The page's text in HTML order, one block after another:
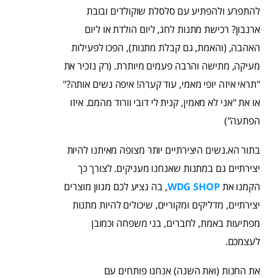
להתפרע ולהפתיע עם סלסלת שוקולדים ובובת
ארנבון? רכישת מתנות לחג, ליום הולדת או ליום
האהבה, (והאמת, גם קבלת מתנות), הפכו לפעילות
מעיקה, מתישה והרבה פעמים מיותרת. (רק נזכיר את
"תראי איזה יופי מאמי, עוד קערה! איפה נשים אותה?"
או את "אני לא מאמין, קנית לי דובי וורוד מהמם. איזו
הפתעה")
בתור הא.נשים היצירתיים יותר מצופה מאיתנו להיות
יצירתיים גם במתנות שאנחנו מעניקים. לצורך כך
הקמנו אתWDG SHOP, בה נציע לכם מגוון מוצרים
יצירתיים, מדליקים ומקוריים, שיכולים להיות מתנות
מפתיעות באמת, לחברים, בני משפחה וכמובן
לעצמכם.
את החנות (ואת השנה) אנחנו פותחים עם